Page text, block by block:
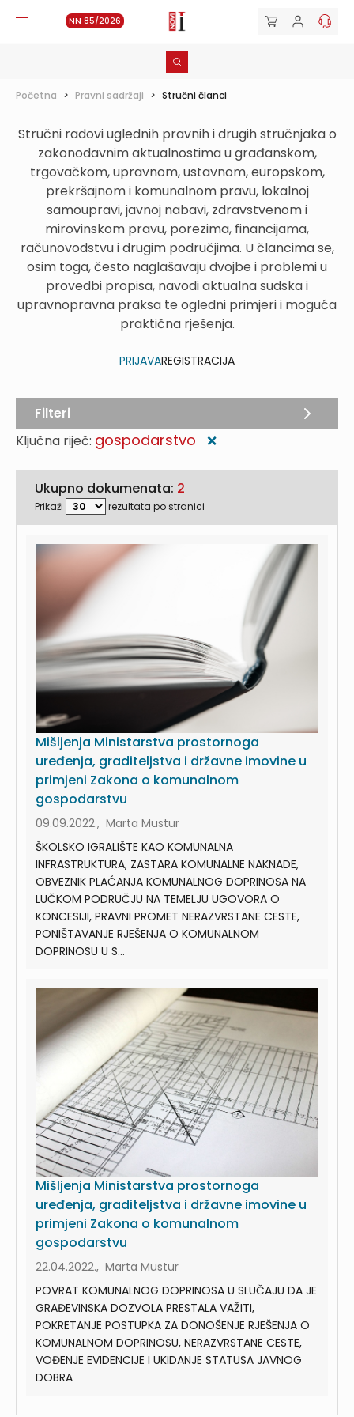
NN 85/2026
Početna > Pravni sadržaji > Stručni članci
Stručni radovi uglednih pravnih i drugih stručnjaka o
zakonodavnim aktualnostima u građanskom,
trgovačkom, upravnom, ustavnom, europskom,
prekršajnom i komunalnom pravu, lokalnoj
samoupravi, javnoj nabavi, zdravstvenom i
mirovinskom pravu, porezima, financijama,
računovodstvu i drugim područjima. U člancima se,
osim toga, često naglašavaju dvojbe i problemi u
provedbi propisa, navodi aktualna sudska i
upravnopravna praksa te ogledni primjeri i moguća
praktična rješenja.
PRIJAVAREGISTRACIJA
Ključna riječ: gospodarstvo ❌
Ukupno dokumenata: 2
Prikaži rezultata po stranici
Mišljenja Ministarstva prostornoga
uređenja, graditeljstva i državne imovine u
primjeni Zakona o komunalnom
gospodarstvu
09.09.2022., Marta Mustur
ŠKOLSKO IGRALIŠTE KAO KOMUNALNA
INFRASTRUKTURA, ZASTARA KOMUNALNE NAKNADE,
OBVEZNIK PLAĆANJA KOMUNALNOG DOPRINOSA NA
LUČKOM PODRUČJU NA TEMELJU UGOVORA O
KONCESIJI, PRAVNI PROMET NERAZVRSTANE CESTE,
PONIŠTAVANJE RJEŠENJA O KOMUNALNOM
DOPRINOSU U S...
Mišljenja Ministarstva prostornoga
uređenja, graditeljstva i državne imovine u
primjeni Zakona o komunalnom
gospodarstvu
22.04.2022., Marta Mustur
POVRAT KOMUNALNOG DOPRINOSA U SLUČAJU DA JE
GRAĐEVINSKA DOZVOLA PRESTALA VAŽITI,
POKRETANJE POSTUPKA ZA DONOŠENJE RJEŠENJA O
KOMUNALNOM DOPRINOSU, NERAZVRSTANE CESTE,
VOĐENJE EVIDENCIJE I UKIDANJE STATUSA JAVNOG
DOBRA
Filteri